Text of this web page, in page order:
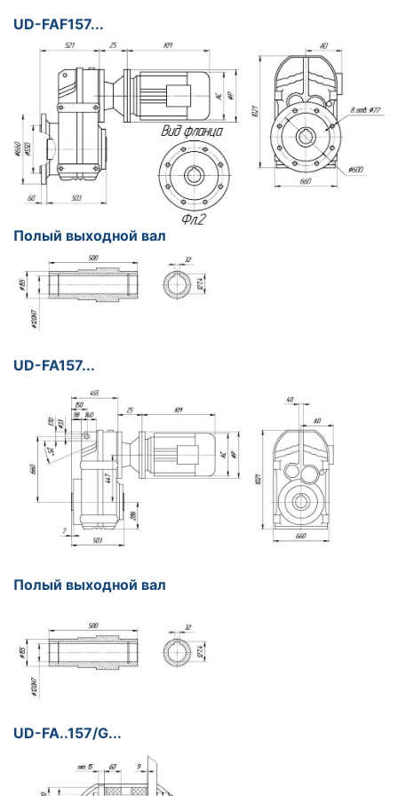
UD-FAF157...
Полый выходной вал
UD-FA157...
Полый выходной вал
UD-FA..157/G...